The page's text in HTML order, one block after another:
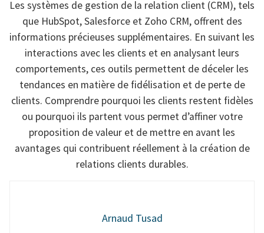
Les systèmes de gestion de la relation client (CRM), tels
que HubSpot, Salesforce et Zoho CRM, offrent des
informations précieuses supplémentaires. En suivant les
interactions avec les clients et en analysant leurs
comportements, ces outils permettent de déceler les
tendances en matière de fidélisation et de perte de
clients. Comprendre pourquoi les clients restent fidèles
ou pourquoi ils partent vous permet d’affiner votre
proposition de valeur et de mettre en avant les
avantages qui contribuent réellement à la création de
relations clients durables.
Arnaud Tusad